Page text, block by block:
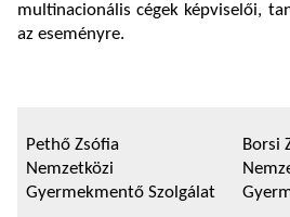
multinacionális cégek képviselői,
az eseményre.
Pethő Zsófia
Nemzetközi
Gyermekmentő Szolgálat
Borsi